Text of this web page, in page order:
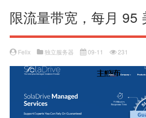
限流量带宽，每月 95
Felix 独立服务器 09-11 231